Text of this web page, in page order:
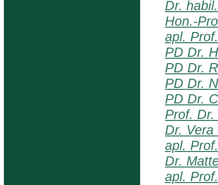
Dr.
Hon.-
apl.
PD Dr.
PD Dr.
PD Dr.
PD Dr.
Prof.
Dr.
apl.
Dr.
apl.